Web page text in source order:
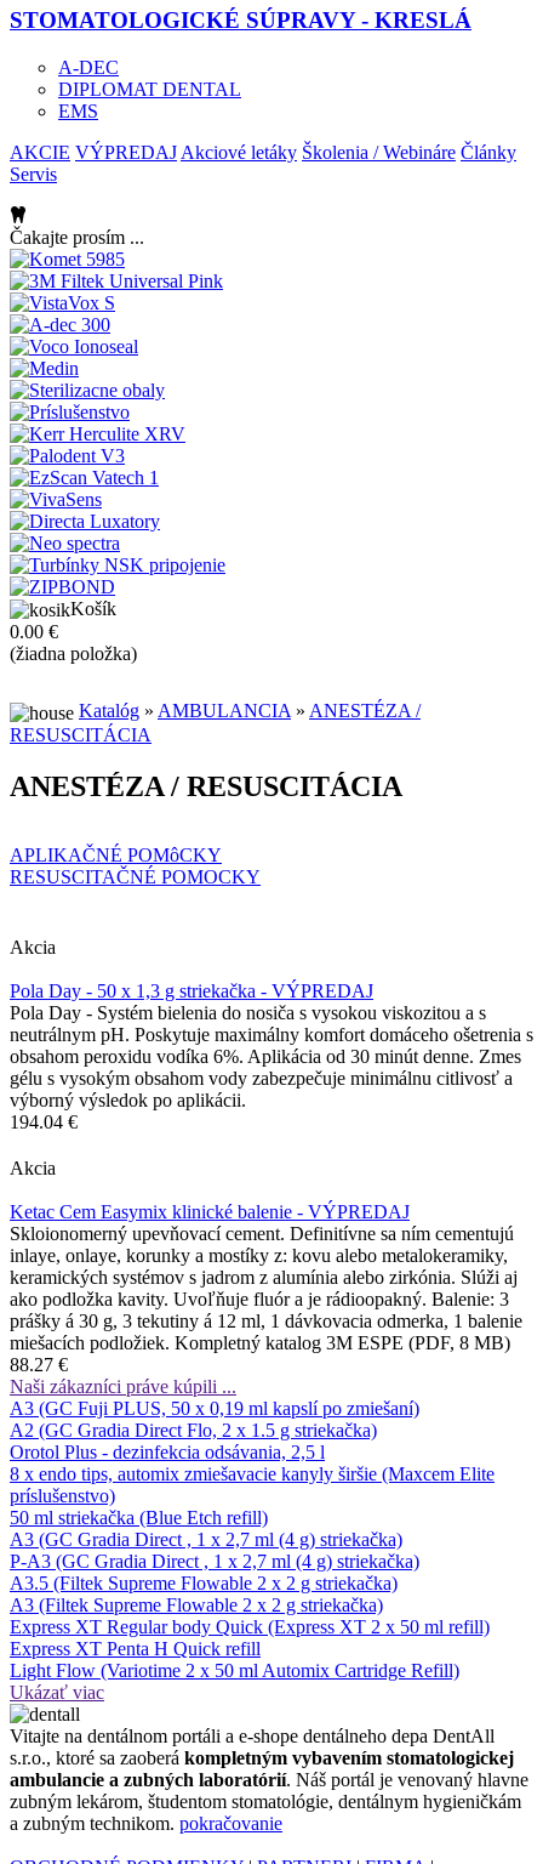
STOMATOLOGICKÉ SÚPRAVY - KRESLÁ
A-DEC
DIPLOMAT DENTAL
EMS
AKCIE VÝPREDAJ Akciové letáky Školenia / Webináre Články
Servis
Čakajte prosím ...
Košík
0.00 €
(žiadna položka)
Katalóg » AMBULANCIA » ANESTÉZA /
RESUSCITÁCIA
ANESTÉZA / RESUSCITÁCIA
APLIKAČNÉ POMôCKY
RESUSCITAČNÉ POMOCKY
Akcia
Pola Day - 50 x 1,3 g striekačka - VÝPREDAJ
Pola Day - Systém bielenia do nosiča s vysokou viskozitou a s
neutrálnym pH. Poskytuje maximálny komfort domáceho ošetrenia s
obsahom peroxidu vodíka 6%. Aplikácia od 30 minút denne. Zmes
gélu s vysokým obsahom vody zabezpečuje minimálnu citlivosť a
výborný výsledok po aplikácii.
194.04 €
Akcia
Ketac Cem Easymix klinické balenie - VÝPREDAJ
Skloionomerný upevňovací cement. Definitívne sa ním cementujú
inlaye, onlaye, korunky a mostíky z: kovu alebo metalokeramiky,
keramických systémov s jadrom z alumínia alebo zirkónia. Slúži aj
ako podložka kavity. Uvoľňuje fluór a je rádioopakný. Balenie: 3
prášky á 30 g, 3 tekutiny á 12 ml, 1 dávkovacia odmerka, 1 balenie
miešacích podložiek. Kompletný katalog 3M ESPE (PDF, 8 MB)
88.27 €
Naši zákazníci práve kúpili ...
A3 (GC Fuji PLUS, 50 x 0,19 ml kapslí po zmiešaní)
A2 (GC Gradia Direct Flo, 2 x 1.5 g striekačka)
Orotol Plus - dezinfekcia odsávania, 2,5 l
8 x endo tips, automix zmiešavacie kanyly širšie (Maxcem Elite
príslušenstvo)
50 ml striekačka (Blue Etch refill)
A3 (GC Gradia Direct , 1 x 2,7 ml (4 g) striekačka)
P-A3 (GC Gradia Direct , 1 x 2,7 ml (4 g) striekačka)
A3.5 (Filtek Supreme Flowable 2 x 2 g striekačka)
A3 (Filtek Supreme Flowable 2 x 2 g striekačka)
Express XT Regular body Quick (Express XT 2 x 50 ml refill)
Express XT Penta H Quick refill
Light Flow (Variotime 2 x 50 ml Automix Cartridge Refill)
Ukázať viac
Vitajte na dentálnom portáli a e-shope dentálneho depa DentAll
s.r.o., ktoré sa zaoberá kompletným vybavením stomatologickej
ambulancie a zubných laboratórií. Náš portál je venovaný hlavne
zubným lekárom, študentom stomatológie, dentálnym hygieničkám
a zubným technikom. pokračovanie